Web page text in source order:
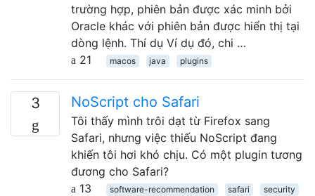
trường hợp, phiên bản được xác minh bởi
Oracle khác với phiên bản được hiển thị tại
dòng lệnh. Thí dụ Ví dụ đó, chi …
21
macos java plugins
3 NoScript cho Safari
Tôi thấy mình trôi dạt từ Firefox sang
Safari, nhưng việc thiếu NoScript đang
khiến tôi hơi khó chịu. Có một plugin tương
đương cho Safari?
13
software-recommendation safari
security